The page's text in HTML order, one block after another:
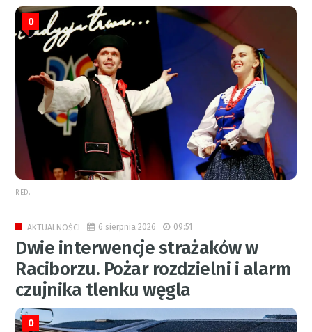
0
RED.
AKTUALNOŚCI 6 sierpnia 2026 09:51
Dwie interwencje strażaków w
Raciborzu. Pożar rozdzielni i alarm
czujnika tlenku węgla
0